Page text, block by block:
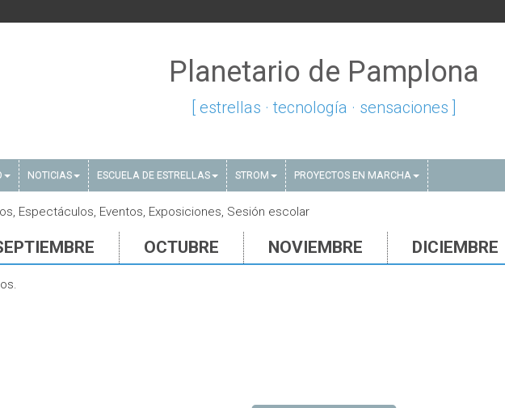
Planetario de Pamplona
[ estrellas · tecnología · sensaciones ]
NOTICIAS ESCUELA DE ESTRELLAS STROM PROYECTOS EN MARCHA
Espectáculos, Eventos, Exposiciones, Sesión escolar
OCTUBRE NOVIEMBRE DICIEMBRE